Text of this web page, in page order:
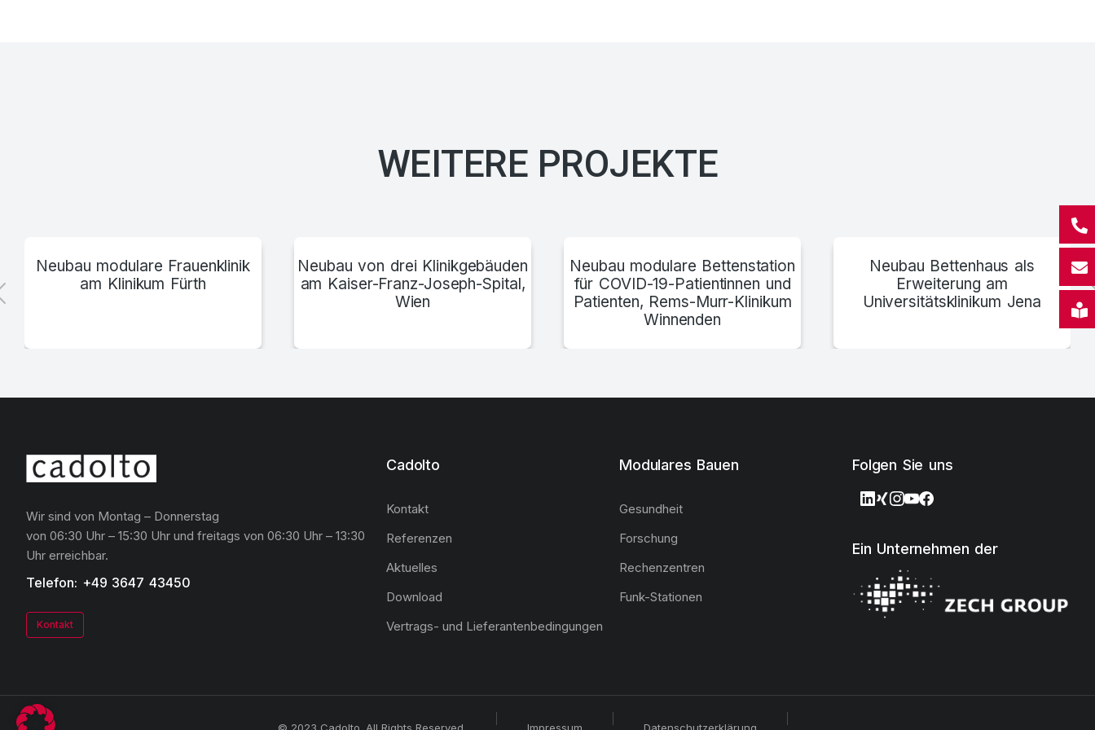
WEITERE PROJEKTE
Neubau modulare Frauenklinik
am Klinikum Fürth
Neubau von drei Klinikgebäuden
am Kaiser-Franz-Joseph-Spital,
Wien
Neubau modulare Bettenstation
für COVID-19-Patientinnen und
Patienten, Rems-Murr-Klinikum
Winnenden
Neubau Bettenhaus als
Erweiterung am
Universitätsklinikum Jena
Wir sind von Montag – Donnerstag
von 06:30 Uhr – 15:30 Uhr und freitags von 06:30 Uhr – 13:30
Uhr erreichbar.
Telefon: +49 3647 43450
Kontakt
Cadolto
Kontakt
Referenzen
Aktuelles
Download
Vertrags- und Lieferantenbedingungen
Modulares Bauen
Gesundheit
Forschung
Rechenzentren
Funk-Stationen
Folgen Sie uns
Ein Unternehmen der